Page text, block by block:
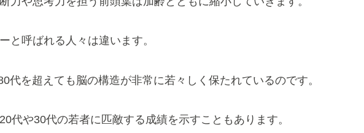
と呼ばれる人々は違います。
代を超えても脳の構造が非常に若々しく保たれているのです。
代や30代の若者に匹敵する成績を示すこともあります。